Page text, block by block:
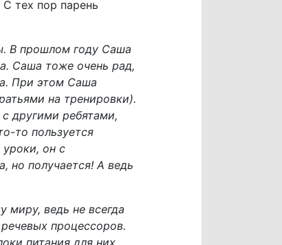
тех пор парень
В прошлом году Саша
Саша тоже очень рад,
При этом Саша
на тренировки).
другими ребятами,
то пользуется
он с
но получается! А ведь
миру, ведь не всегда
процессоров.
питания для них,